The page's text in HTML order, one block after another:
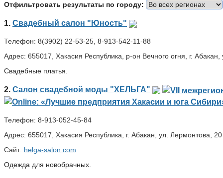
Отфильтровать результаты по городу:
1. Свадебный салон "Юность"
Телефон: 8(3902) 22-53-25, 8-913-542-11-88
Адрес: 655017, Хакасия Республика, р-он Вечного огня, г.
Свадебные платья.
2. Салон свадебной моды "ХЕЛЬГА"
Телефон: 8-913-052-45-84
Адрес: 655017, Хакасия Республика, г. Абакан, ул. Лермонтова, 20
Сайт: helga-salon.com
Одежда для новобрачных.